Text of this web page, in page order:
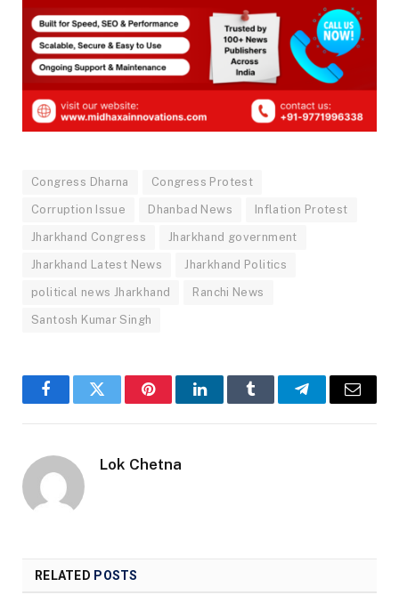
Congress Dharna Congress Protest
Corruption Issue Dhanbad News Inflation Protest
Jharkhand Congress Jharkhand government
Jharkhand Latest News Jharkhand Politics
political news Jharkhand Ranchi News
Santosh Kumar Singh
FacebookTwitter PinterestLinkedInTumblr TelegramEmail
Lok Chetna
RELATED POSTS